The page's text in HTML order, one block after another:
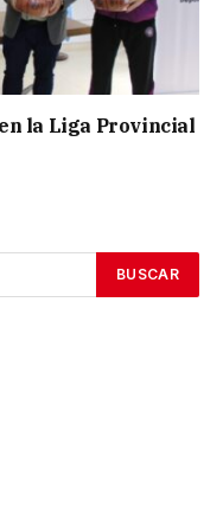
la Liga Provincial